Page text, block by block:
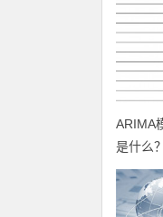
ARIMA
是什么？